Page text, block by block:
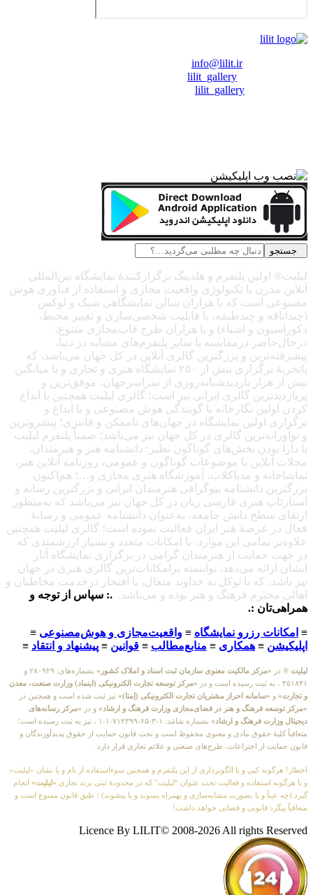
info@lilit.ir
lilit_gallery
lilit_gallery
جستجو
لیلیت® اولین پلتفرم و هلدینگ برگزارکنندهٔ نمایشگاه بین‌المللی
آنلاین مدرن با تکنولوژی واقعیت مجازی و استفاده از فناوری هوش
مصنوعی است که با هزاران سالن نمایشگاهی شیک و لوکس
(چنداتاقه و چندطبقه، با قابلیت شخصی‌سازی و تغییر محیط،
دکوراسیون و اشیاء) و با هزاران طرح قاب‌مجازی متنوع،
درحال‌حاضر درمقایسه با سایر پلتفرم‌های مشابه در دنیا،
پیشرفته‌ترین و بزرگترین گالری آنلاین در کل جهان می‌باشد، که
باتجربهٔ برگزاری بیش از ۲۵۰ نمایشگاه هنری و تجاری و با میانگین
بیش از هزار بازدیدشبانه‌روزی از سراسرجهان، موفق‌ترین و
پربازدیدترین گالری ایرانی نیز است؛ گالری لیلیت همچنین با ابداع
کردن اولین نگارخانه با گویندگی هوش مصنوعی و با ابداع و
برگزاری اولین نمایشگاه در جهان‌های ناممکن و فانتزی؛ پیشروترین
و نوآورانه‌ترین گالری در کل جهان نیز می‌باشد؛ ضمناً پلتفرم لیلیت
با دارا بودن بخش‌های گوناگون نظیر: دانشنامه هنر و هنرمندان،
مجلات آنلاین با موضوعات گوناگون و عمومی، روزنامه آنلاین هنر،
تماشاخانه و مدیاکلاب، آموزشگاه هنری مجازی و…؛ هم‌اکنون
بزرگترین دانشنامه بیوگرافی هنرمندان ایرانی و بزرگترین رسانه و
استارتاپ هنری فارسی زبان در کل جهان نیز می‌باشد که به‌منظور
ارتقای سطح دانش جامعه، به‌عنوان دانشنامه عمومی و رسانهٔ
فعال در عرصهٔ هنر ایران فعالیت نموده است؛ گالری لیلیت همچنین
علاوه‌بر تمامی این موارد، با امکانات متعدد و بسیار ارزشمندی که
در جهت حمایت از هنرمندان گرامی در برگزاری نمایشگاه آثار
ایشان ارائه می‌دهد، توانسته پرامکانات‌ترین گالری هنری در جهان
نیز باشد، که با توکل به خداوند متعال، با افتخار درخدمت مخاطبان و
اهالی محترم فرهنگ و هنر بوده و می‌باشد. .: سپاس از توجه و
همراهی‌تان :.
≡ امکانات رزرو نمایشگاه ≡ واقعیت‌مجازی و هوش‌مصنوعی ≡
اپلیکیشن ≡ همکاری ≡ منابع‌مطالب ≡ قوانین ≡ پیشنهاد و انتقاد ≡
لیلیت ® در «مرکز مالکیت معنوی سازمان ثبت اسناد و املاک کشور»
بشماره‌های: ۲۸۰۹۲۹ و
۴۵۱۸۴۱ ، به ثبت رسیده است و در
«مرکز توسعه تجارت الکترونیکی (اینماد) وزارت صنعت، معدن
و تجارت» و «سامانه احراز مشتریان تجارت الکترونیکی (اِمتا)» نیز ثبت شده است و همچنین در
«مرکز توسعه فرهنگ و هنر در فضای‌مجازی وزارت فرهنگ و ارشاد» و در «مرکز رسانه‌های
دیجیتال وزارت فرهنگ و ارشاد»
بشماره شامَد: ۱-۳-۶۵-۷۱۲۳۹۹-۱-۱ ، نیز به ثبت رسیده است؛
متعاقباً کلیهٔ حقوق مادی و معنوی محفوظ است و تحت قانون حمایت از حقوق پدیدآورندگان و
قانون حمایت از اختراعات، طرح‌های صنعتی و علائم تجاری قرار دارد.
اخطار! هرگونه کپی و یا الگوبرداری از این پلتفرم و همچنین سوءاستفاده از نام و یا نشان «لیلیت»
و یا هرگونه استفاده و فعالیت تحت عنوان “لیلیت” که در محدودهٔ ثبتی برند تجاری «لیلیت» انجام
گیرد (چه عیناً و یا بصورت مشابه‌سازی و بهمراه پسوند و یا پیشوند) ؛ طبق قانون ممنوع است و
متعاقباً پیگرد قانونی و قضایی خواهد داشت!
Licence By LILIT© 2008-2026 All rights Reserved